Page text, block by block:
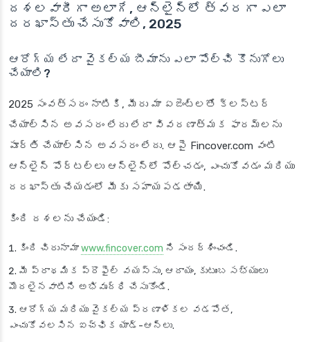
దశలవారీగా అలాగే, ఆన్‌లైన్‌లో త్వరగా ఎలా
దరఖాస్తు చేసుకోవాలి, 2025
ఆరోగ్య లేదా వైకల్య బీమాను ఎలా పోల్చి కొనుగోలు
చేయాలి?
2025 సంవత్సరం నాటికి, మీరు మా ఏజెంట్లతో క్లస్టర్
చేయాల్సిన అవసరం లేదు లేదా వివరణాత్మక ఫారమ్‌లను
పూర్తి చేయాల్సిన అవసరం లేదు. ఆపై Fincover.com వంటి
ఆన్‌లైన్ పోర్టల్‌లు ఆన్‌లైన్‌లో పోల్చడం, ఎంచుకోవడం మరియు
దరఖాస్తు చేయడంలో మీకు సహాయపడతాయి.
కింది దశలను చేయండి:
కింది చిరునామాwww.fincover.com ని సందర్శించండి.
మీ ప్రాథమిక ప్రొఫైల్ వయస్సు, ఆదాయం, కుటుంబ సభ్యులు
మొదలైనవాటిని అభివృద్ధి చేసుకోండి.
ఆరోగ్య మరియు వైకల్య ప్రణాళికల వడపోత,
ఎంచుకోవలసిన ఐచ్ఛిక యాడ్-ఆన్‌లు.